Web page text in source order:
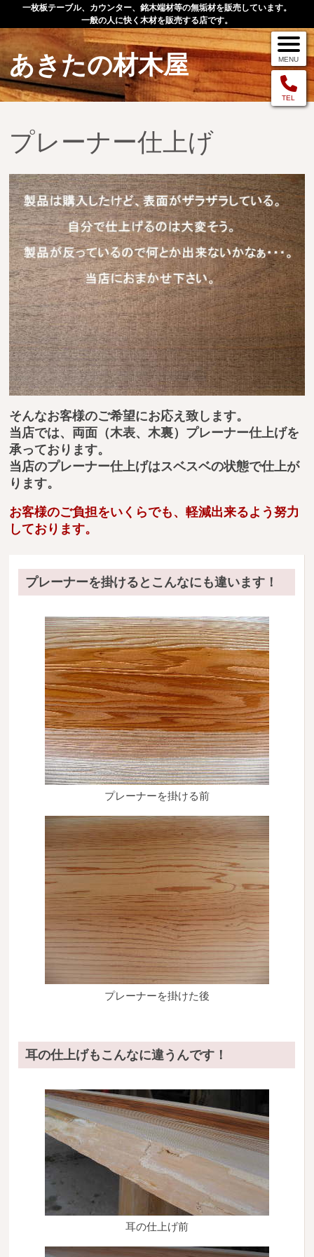
一枚板テーブル、カウンター、銘木端材等の無垢材を販売しています。
一般の人に快く木材を販売する店です。
あきたの材木屋
TEL
MENU
商品検索
メニュー
TOP
手作りオーダー家具
店舗案内
お問い合わせ
お客様の声
お買い物の流れ
送料・お支払い方法について
ご注文前の注意点
Attention
一枚板を直販できる店
オイル塗装の
メンテナンスについて
ブログ
カテゴリー
広葉樹一枚板
銘木製品
プレーナー仕上げ
そんなお客様のご希望にお応え致します。
当店では、両面（木表、木裏）プレーナー仕上げを
承っております。
当店のプレーナー仕上げはスベスベの状態で仕上が
ります。
お客様のご負担をいくらでも、軽減出来るよう努力
しております。
プレーナーを掛けるとこんなにも違います！
プレーナーを掛ける前
プレーナーを掛けた後
耳の仕上げもこんなに違うんです！
耳の仕上げ前